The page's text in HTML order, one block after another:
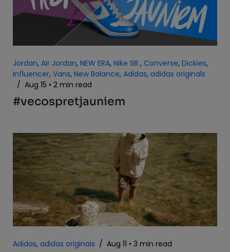
Jordan, Air Jordan, NEW ERA, Nike SB , Converse, Dickies,
Influencer, Vans, New Balance, Adidas, adidas originals
/ Aug 15 2 min read
#vecospretjauniem
Adidas, adidas originals / Aug 11 3 min read